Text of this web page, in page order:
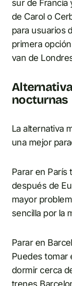
sur de Francia
de Carol o
para usuarios
primera
van de
nocturnas
La alternativa
una mejor
Parar en París
después de
mayor
sencilla por la
Parar en
Puedes tomar
dormir cerca
trenes